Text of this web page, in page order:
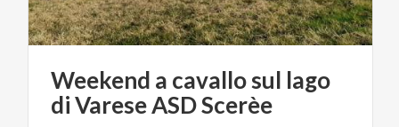
Weekend a cavallosul lago
diVareseASDScerèe